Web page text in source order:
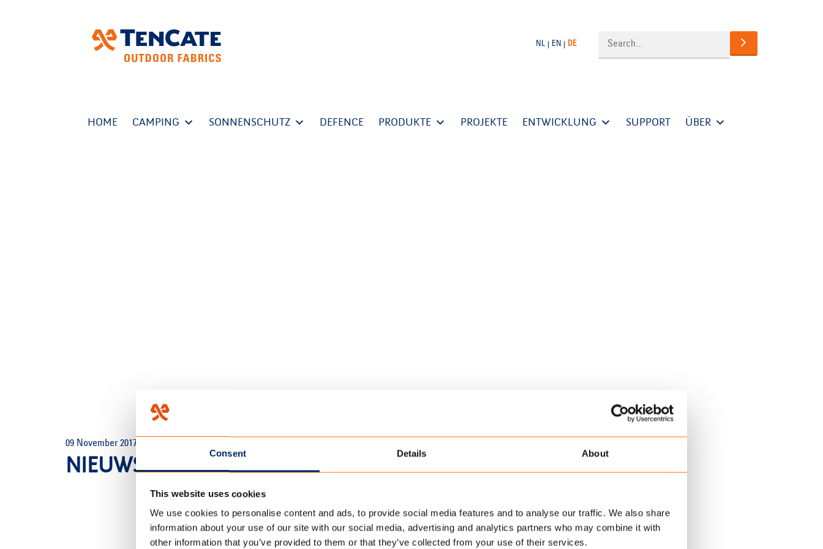
Consent Details About
This website uses cookies
We use cookies to personalise content and ads, to provide social media features and to analyse our traffic. We also share
information about your use of our site with our social media, advertising and analytics partners who may combine it with
other information that you’ve provided to them or that they’ve collected from your use of their services.
NL EN DE
HOME CAMPING SONNENSCHUTZ DEFENCE PRODUKTE PROJEKTE ENTWICKLUNG SUPPORT ÜBER
09 November 2017
NIEUWS_BLUECAMP (7)